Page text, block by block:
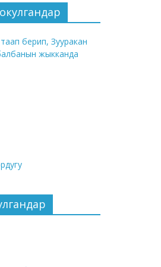
берип, Зууракан
жыкканда